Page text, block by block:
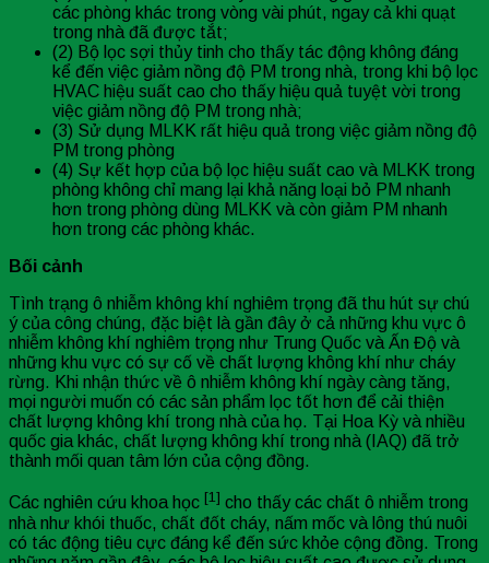
các phòng khác trong vòng vài phút, ngay cả khi quạt
trong nhà đã được tắt;
(2) Bộ lọc sợi thủy tinh cho thấy tác động không đáng
kể đến việc giảm nồng độ PM trong nhà, trong khi bộ lọc
HVAC hiệu suất cao cho thấy hiệu quả tuyệt vời trong
việc giảm nồng độ PM trong nhà;
(3) Sử dụng MLKK rất hiệu quả trong việc giảm nồng độ
PM trong phòng
(4) Sự kết hợp của bộ lọc hiệu suất cao và MLKK trong
phòng không chỉ mang lại khả năng loại bỏ PM nhanh
hơn trong phòng dùng MLKK và còn giảm PM nhanh
hơn trong các phòng khác.
Bối cảnh
Tình trạng ô nhiễm không khí nghiêm trọng đã thu hút sự chú
ý của công chúng, đặc biệt là gần đây ở cả những khu vực ô
nhiễm không khí nghiêm trọng như Trung Quốc và Ấn Độ và
những khu vực có sự cố về chất lượng không khí như cháy
rừng. Khi nhận thức về ô nhiễm không khí ngày càng tăng,
mọi người muốn có các sản phẩm lọc tốt hơn để cải thiện
chất lượng không khí trong nhà của họ. Tại Hoa Kỳ và nhiều
quốc gia khác, chất lượng không khí trong nhà (IAQ) đã trở
thành mối quan tâm lớn của cộng đồng.
Các nghiên cứu khoa học [1] cho thấy các chất ô nhiễm trong
nhà như khói thuốc, chất đốt cháy, nấm mốc và lông thú nuôi
có tác động tiêu cực đáng kể đến sức khỏe cộng đồng. Trong